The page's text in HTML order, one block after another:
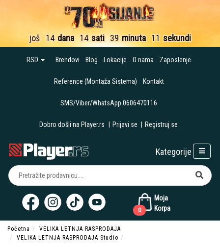
još 14 dana 14 sati 39 minuta 10 sekundi
RSD Brendovi Blog Lokacije O nama Zaposlenje
Reference (Montaža Sistema) Kontakt
SMS/Viber/WhatsApp 0606470116
Dobro došli na Player.rs Prijavi se Registruj se
Moja
Korpa
0
Kategorije
Početna
VELIKA LETNJA RASPRODAJA
VELIKA LETNJA RASPRODAJA Studio